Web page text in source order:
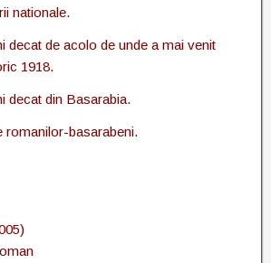
nationale.
decat de acolo de unde a mai venit
1918.
decat din Basarabia.
romanilor-basarabeni.